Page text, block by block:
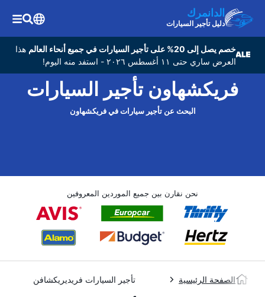
الدانمرك
دليل تأجير السيارات
خصم يصل إلى 20% على تأجير السيارات في جميع أنحاء العالم
هذا
العرض ساري حتى ١١ أغسطس ٢٠٢٦ - استفد منه اليوم!
فريكشهاون تأجير السيارات
البحث عن تأجير سيارات في فريكشهاون
نحن نقارن بين جميع الموردين المعروفين
الصفحة الرئيسية تأجير السيارات فريديريكشافن